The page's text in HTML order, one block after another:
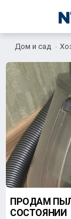
Дом и сад
ПРОДАМ ПЫЛЕСОС
СОСТОЯНИИ